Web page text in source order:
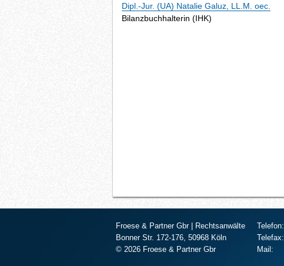
Dipl.-Jur. (UA) Natalie Galuz, LL.M. oec.
Bilanzbuchhalterin (IHK)
Froese & Partner Gbr | Rechtsanwälte
Bonner Str. 172-176, 50968 Köln
© 2026 Froese & Partner Gbr
Telefon:
Telefax:
Mail: